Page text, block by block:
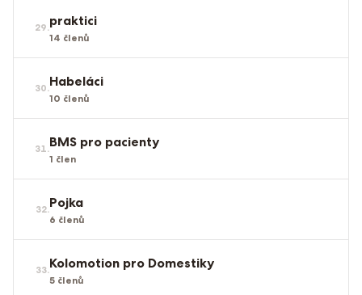
29.praktici
14 členů
30.Habeláci
10 členů
31.BMS pro pacienty
1 člen
32.Pojka
6 členů
33.Kolomotion pro Domestiky
5 členů